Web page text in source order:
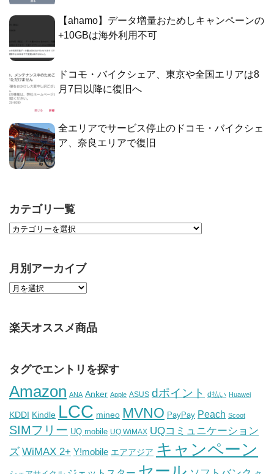
【ahamo】データ増量おためしキャンペーンの
+10GBは海外利用不可
ドコモ・バイクシェア、東京や全国エリアは8
月7日以降に復旧へ
全エリアでサービス停止のドコモ・バイクシェ
ア、奈良エリアで復旧
カテゴリ一覧
月別アーカイブ
楽天オススメ商品
タグでエントリを探す
Amazon ANA Anker Apple ASUS dポイント d払い Huawei
KDDI Kindle LCC mineo MVNO PayPay Peach Scoot
SIMフリー UQ mobile UQ WiMAX UQコミュニケーション
ズ WiMAX 2+ Y!mobile エアアジア キャンペーン